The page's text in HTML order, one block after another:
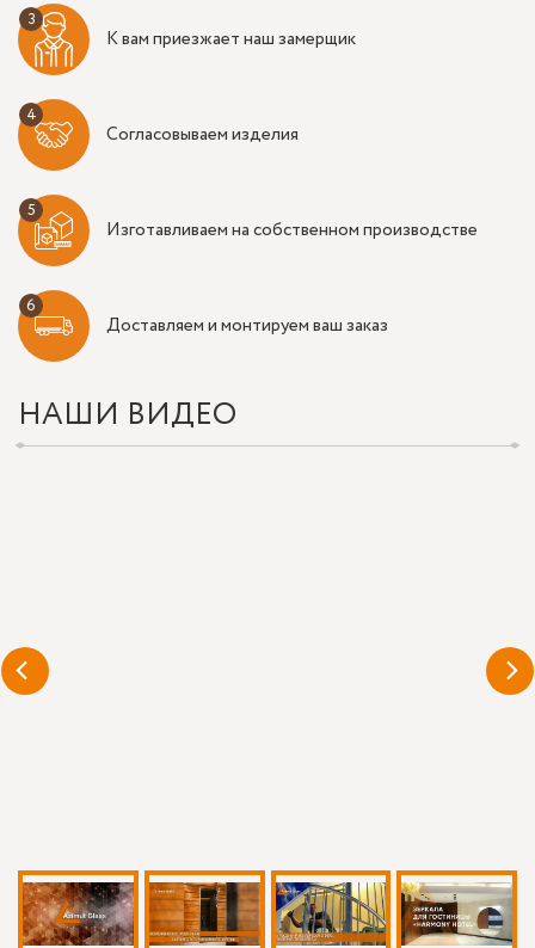
К вам приезжает наш замерщик
Согласовываем изделия
Изготавливаем на собственном производстве
Доставляем и монтируем ваш заказ
НАШИ ВИДЕО